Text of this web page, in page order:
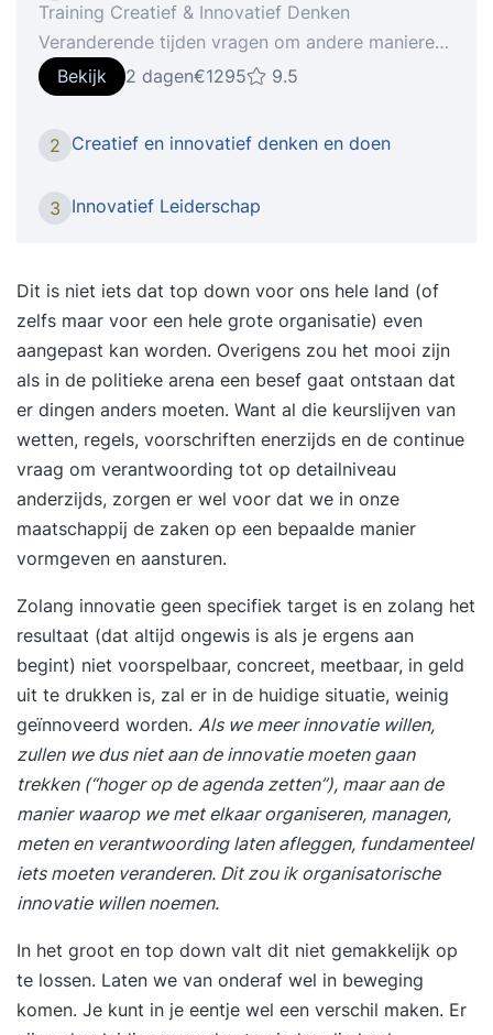
Training Creatief & Innovatief Denken
Veranderende tijden vragen om andere manieren
van denken.Creativiteit en innovatie zijn de
sleutelwoorden om je staande te kunnen houden
in deze tijd. Creatief denken, het vermogen om
werkgevers steeds vaker als waardevolle
voren verwachten ze dat medewerkers hun frisse
blik weten te behouden en in staat zijn ‘out of the
box’ te denken. Om zo koploper te kunnen blijven
in het vakgebied, om de doelgroep of klant
steeds weer te verrassen of om de snel
veranderende tijden bij te kunnen benen. Maar
voor veel mensen is die manier van denken niet
zo eenvoudig. Want hoe verzin je ook onder de
druk van deadlines en in de waan van de dag
nieuwe ideeën, verfrissende invalshoeken en
vraagstukken? En hoe verzin je iets compleet
nieuws wat nog niemand heeft bedacht? We
bewandelen vaak dezelfde denkroutes bij het
verzinnen van oplossingen en ideeën. Dat komt,
omdat we in patronen denken. Patronen
structureren onze wereld en bieden ons kaders
waarop we automatisch kunnen terugvallen als
we ze nodig hebben. Heel handig, maar het
belemmert je ook op het moment dat je ‘vast’ zit
en iets nieuws nodig hebt. InhoudDe training
Creatief en Innovatief Denken leert je hoe je deze
lopende band op nieuwe en verrassende ideeën
kunt komen of on-ontdekte kansen aan de
oppervlakte kunt brengen. In deze training komt
Bekijk 2 dagen€1295 9.5
2 Creatief en innovatief denken en doen
3 Innovatief Leiderschap
Dit is niet iets dat top down voor ons hele land (of
zelfs maar voor een hele grote organisatie) even
aangepast kan worden. Overigens zou het mooi zijn
als in de politieke arena een besef gaat ontstaan dat
er dingen anders moeten. Want al die keurslijven van
wetten, regels, voorschriften enerzijds en de continue
vraag om verantwoording tot op detailniveau
anderzijds, zorgen er wel voor dat we in onze
maatschappij de zaken op een bepaalde manier
vormgeven en aansturen.
Zolang innovatie geen specifiek target is en zolang het
resultaat (dat altijd ongewis is als je ergens aan
begint) niet voorspelbaar, concreet, meetbaar, in geld
uit te drukken is, zal er in de huidige situatie, weinig
geïnnoveerd worden. Als we meer innovatie willen,
zullen we dus niet aan de innovatie moeten gaan
trekken (“hoger op de agenda zetten”), maar aan de
manier waarop we met elkaar organiseren, managen,
meten en verantwoording laten afleggen, fundamenteel
iets moeten veranderen. Dit zou ik organisatorische
innovatiewillen noemen.
In het groot en top down valt dit niet gemakkelijk op
te lossen. Laten we van onderaf wel in beweging
komen. Je kunt in je eentje wel een verschil maken. Er